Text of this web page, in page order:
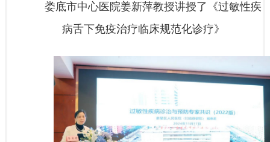
娄底市中心医院姜新萍教授讲授了《过敏性疾
病舌下免疫治疗临床规范化诊疗》